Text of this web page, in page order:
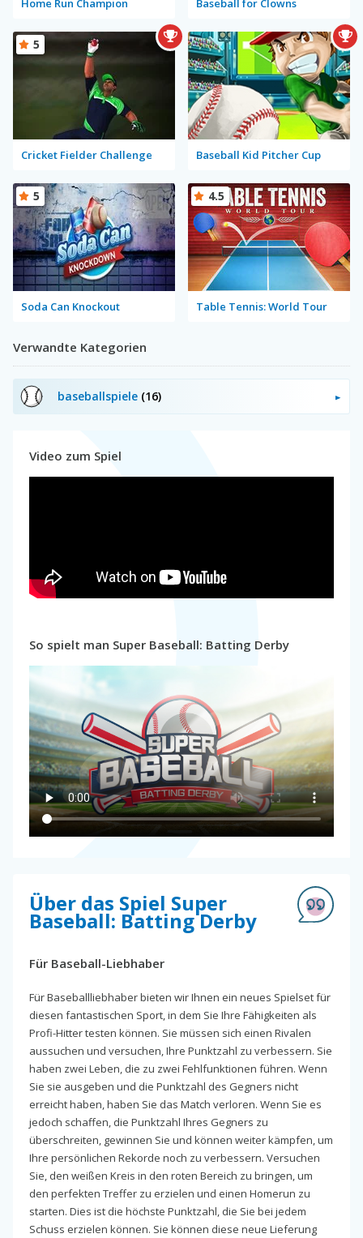
Home Run Champion Baseball for Clowns
Cricket Fielder Challenge
5
Baseball Kid Pitcher Cup
Soda Can Knockout
5
Table Tennis: World Tour
4.5
Verwandte Kategorien
baseballspiele (16)
Video zum Spiel
So spielt man Super Baseball: Batting Derby
Über das Spiel Super
Baseball: Batting Derby
Für Baseball-Liebhaber
Für Baseballliebhaber bieten wir Ihnen ein neues Spielset für
diesen fantastischen Sport, in dem Sie Ihre Fähigkeiten als
Profi-Hitter testen können. Sie müssen sich einen Rivalen
aussuchen und versuchen, Ihre Punktzahl zu verbessern. Sie
haben zwei Leben, die zu zwei Fehlfunktionen führen. Wenn
Sie sie ausgeben und die Punktzahl des Gegners nicht
erreicht haben, haben Sie das Match verloren. Wenn Sie es
jedoch schaffen, die Punktzahl Ihres Gegners zu
überschreiten, gewinnen Sie und können weiter kämpfen, um
Ihre persönlichen Rekorde noch zu verbessern. Versuchen
Sie, den weißen Kreis in den roten Bereich zu bringen, um
den perfekten Treffer zu erzielen und einen Homerun zu
starten. Dies ist die höchste Punktzahl, die Sie bei jedem
Schuss erzielen können. Sie können diese neue Lieferung